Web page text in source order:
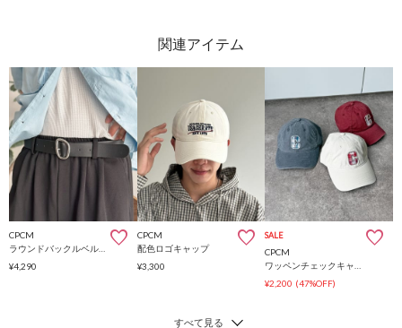
CPCM
¥4,290
CPCM
配色ロゴキャップ
¥3,300
SALE
CPCM
¥2,200 (47%OFF)